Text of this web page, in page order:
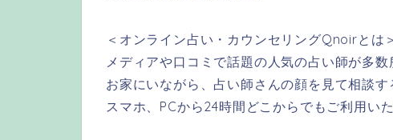
＜オンライン占い・カウンセリングQnoirとは＞
メディアや口コミで話題の人気の占い師が多
お家にいながら、占い師さんの顔を見て相談
スマホ、PCから24時間どこからでもご利用い